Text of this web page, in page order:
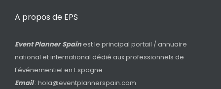
A propos de EPS
Event Planner Spain est le principal portail / annuaire
national et international dédié aux professionnels de
l'événementiel en Espagne
Email: hola@eventplannerspain.com